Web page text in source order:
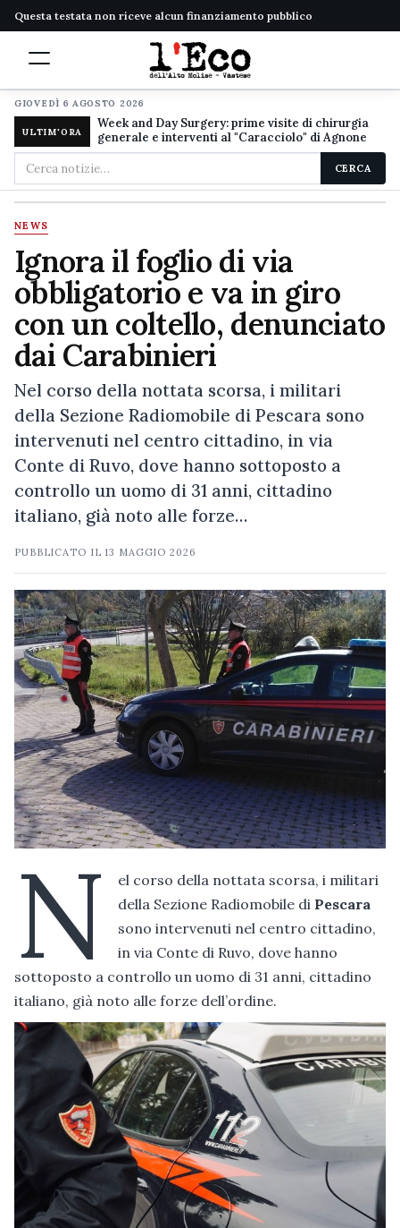
Questa testata non riceve alcun finanziamento pubblico
GIOVEDÌ 6 AGOSTO 2026
ULTIM'ORA
Week and Day Surgery: prime visite di chirurgia
generale e interventi al "Caracciolo" di Agnone
Cerca
nel
sito
CERCA
NEWS
Ignora il foglio di via
obbligatorio e va in giro
con un coltello, denunciato
dai Carabinieri
Nel corso della nottata scorsa, i militari
della Sezione Radiomobile di Pescara sono
intervenuti nel centro cittadino, in via
Conte di Ruvo, dove hanno sottoposto a
controllo un uomo di 31 anni, cittadino
italiano, già noto alle forze…
PUBBLICATO IL13 MAGGIO 2026
N
el corso della nottata scorsa, i militari
della Sezione Radiomobile di Pescara
sono intervenuti nel centro cittadino,
in via Conte di Ruvo, dove hanno
sottoposto a controllo un uomo di 31 anni, cittadino
italiano, già noto alle forze dell’ordine.